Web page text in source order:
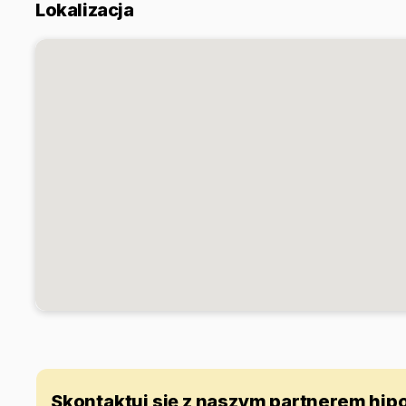
Lokalizacja
Skontaktuj się z naszym partnerem